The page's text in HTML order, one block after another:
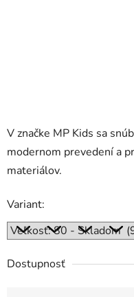
V značke MP Kids sa
modernom prevedení a
materiálov.
Variant:
Dostupnosť